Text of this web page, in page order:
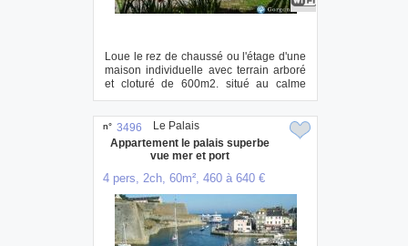
Loue le rez de chaussé ou l'étage d'une
maison individuelle avec terrain arboré
et cloturé de 600m2. situé au calme
dan...
n° 3496
Appartement le palais superbe
vue mer et port
4 pers, 2ch, 60m², 460 à 640 €
Le Palais